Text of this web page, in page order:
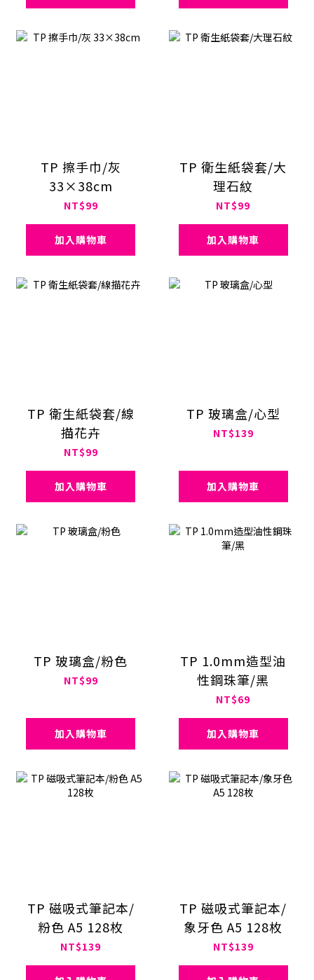
TP 擦手巾/灰
33×38cm
NT$99
加入購物車
TP 衛生紙袋套/大
理石紋
NT$99
加入購物車
TP 衛生紙袋套/線
描花卉
NT$99
加入購物車
TP 玻璃盒/心型
NT$139
加入購物車
TP 玻璃盒/粉色
NT$99
加入購物車
TP 1.0mm造型油
性鋼珠筆/黑
NT$69
加入購物車
TP 磁吸式筆記本/
粉色 A5 128枚
NT$139
TP 磁吸式筆記本/
象牙色 A5 128枚
NT$139